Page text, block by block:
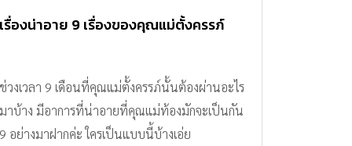
เรื่องน่าอาย 9 เรื่องของคุณแม่ตั้งครรภ์
ช่วงเวลา 9 เดือนที่คุณแม่ตั้งครรภ์นั้นต้องผ่านอะไร
มาบ้าง มีอาการที่น่าอายที่คุณแม่ท้องมักจะเป็นกัน
9 อย่างมาฝากค่ะ ใครเป็นแบบนี้บ้างเอ่ย